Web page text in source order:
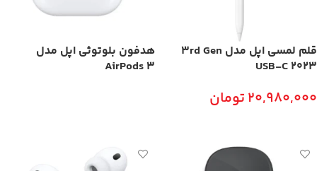
قلم لمسی اپل مدل 3rd Gen
USB‑C 2023
20,980,000تومان
هدفون بلوتوثی اپل مدل
AirPods 3